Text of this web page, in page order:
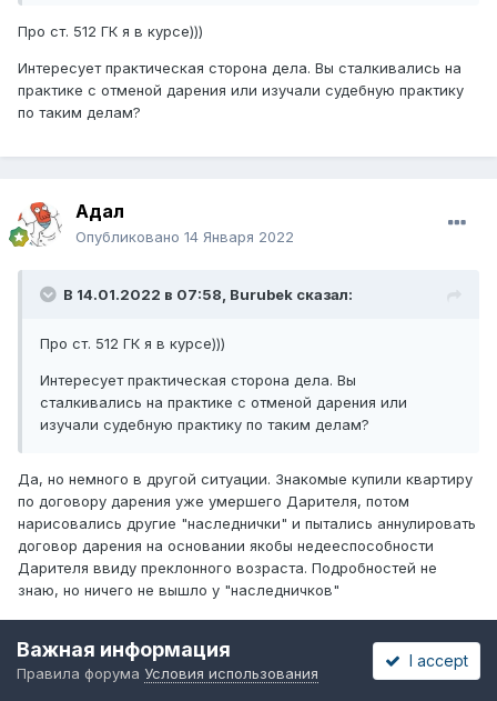
Про ст. 512 ГК я в курсе)))
Интересует практическая сторона дела. Вы сталкивались на
практике с отменой дарения или изучали судебную практику
по таким делам?
Адал
Опубликовано 14 Января 2022
В 14.01.2022 в 07:58, Burubek сказал:
Про ст. 512 ГК я в курсе)))
Интересует практическая сторона дела. Вы
сталкивались на практике с отменой дарения или
изучали судебную практику по таким делам?
Да, но немного в другой ситуации. Знакомые купили квартиру
по договору дарения уже умершего Дарителя, потом
нарисовались другие "наследнички" и пытались аннулировать
договор дарения на основании якобы недееспособности
Дарителя ввиду преклонного возраста. Подробностей не
знаю, но ничего не вышло у "наследничков"
likew
Важная информация
Правила форума Условия использования
I accept